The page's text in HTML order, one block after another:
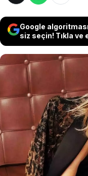
Google
siz seçin! Tıkla ve
Şarkıcı
ve darp
hakkında X
nedeniyle
üzere
"Hakkımda
gideceğim